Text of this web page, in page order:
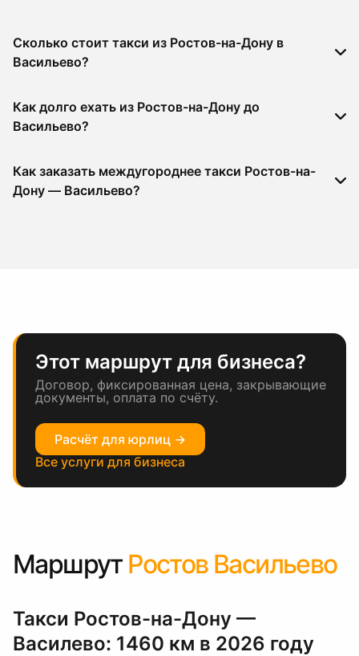
Сколько стоит такси из Ростов-на-Дону в
Васильево?
Как долго ехать из Ростов-на-Дону до
Васильево?
Как заказать междугороднее такси Ростов-на-
Дону — Васильево?
Этот маршрут для бизнеса?
Договор, фиксированная цена, закрывающие
документы, оплата по счёту.
Расчёт для юрлиц →
Все услуги для бизнеса
Маршрут Ростов Васильево
Такси Ростов-на-Дону —
Василево: 1460 км в 2026 году